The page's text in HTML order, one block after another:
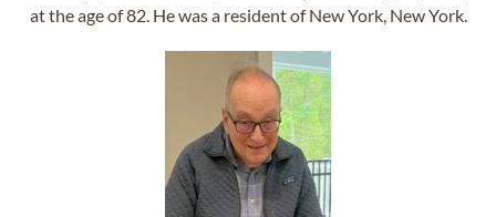
at the age of 82. He was a resident of New York, New York.